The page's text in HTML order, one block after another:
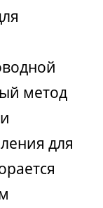
метод
для